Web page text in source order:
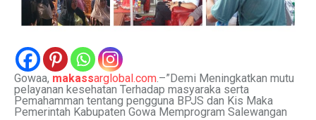
Gowaa, makassarglobal.com.–”Demi Meningkatkan mutu
pelayanan kesehatan Terhadap masyaraka serta
Pemahamman tentang pengguna BPJS dan Kis Maka
Pemerintah Kabupaten Gowa Memprogram Salewangan